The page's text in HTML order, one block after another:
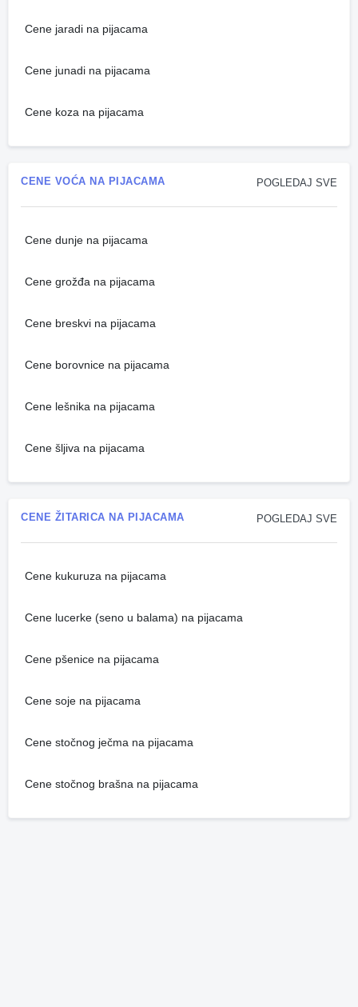
Cene jaradi na pijacama
Cene junadi na pijacama
Cene koza na pijacama
POGLEDAJ SVE
CENE VOĆA NA PIJACAMA
Cene dunje na pijacama
Cene grožđa na pijacama
Cene breskvi na pijacama
Cene borovnice na pijacama
Cene lešnika na pijacama
Cene šljiva na pijacama
POGLEDAJ SVE
CENE ŽITARICA NA PIJACAMA
Cene kukuruza na pijacama
Cene lucerke (seno u balama) na pijacama
Cene pšenice na pijacama
Cene soje na pijacama
Cene stočnog ječma na pijacama
Cene stočnog brašna na pijacama